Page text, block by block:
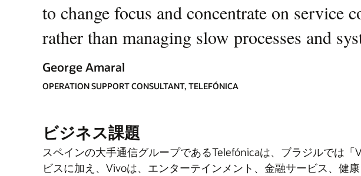
to change focus and concentrate on service
rather than managing slow processes and
George Amaral
OPERATION SUPPORT CONSULTANT, TELEFÓNICA
ビジネス課題
スペインの大手通信グループであるTelefónicaは、ブラジルでは
ビスに加え、Vivoは、エンターテインメント、金融サービス、健